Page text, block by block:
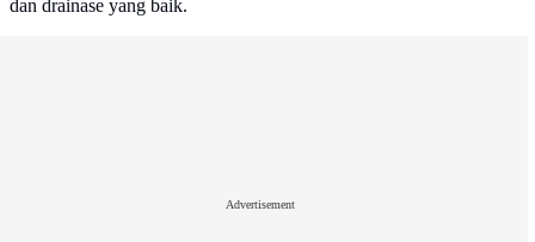
dan drainase yang baik.
Advertisement